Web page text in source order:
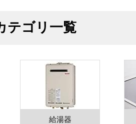
テゴリ一覧
給湯器